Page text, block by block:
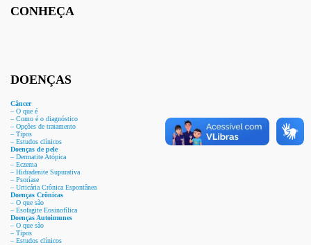
CONHEÇA
DOENÇAS
Câncer
– O que é
– Como é o diagnóstico
– Opções de tratamento
– Tipos
– Estudos clínicos
Doenças de pele
– Dermatite Atópica
– Eczema
– Hidradenite Supurativa
– Psoríase
– Urticária Crônica Espontânea
Doenças Crônicas
– O que são
– Esofagite Eosinofílica
Doenças Autoimunes
– O que são
– Tipos
– Estudos clínicos